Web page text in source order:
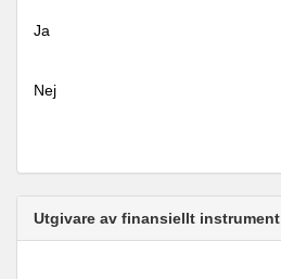
Ja
Nej
Utgivare av finansiellt instrument